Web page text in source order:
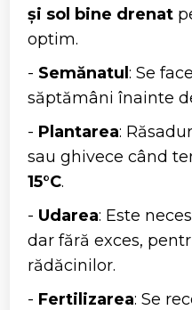
și sol bine drenat
optim.
- Semănatul: Se
săptămâni înainte
- Plantarea:
sau ghivece când
15°C.
- Udarea: Este
dar fără exces,
rădăcinilor.
- Fertilizarea: Se